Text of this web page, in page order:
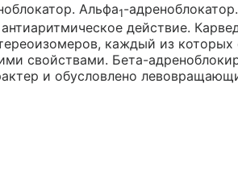
Альфа1-
действие.
каждый из
свойствами. Бета-
и обусловлено